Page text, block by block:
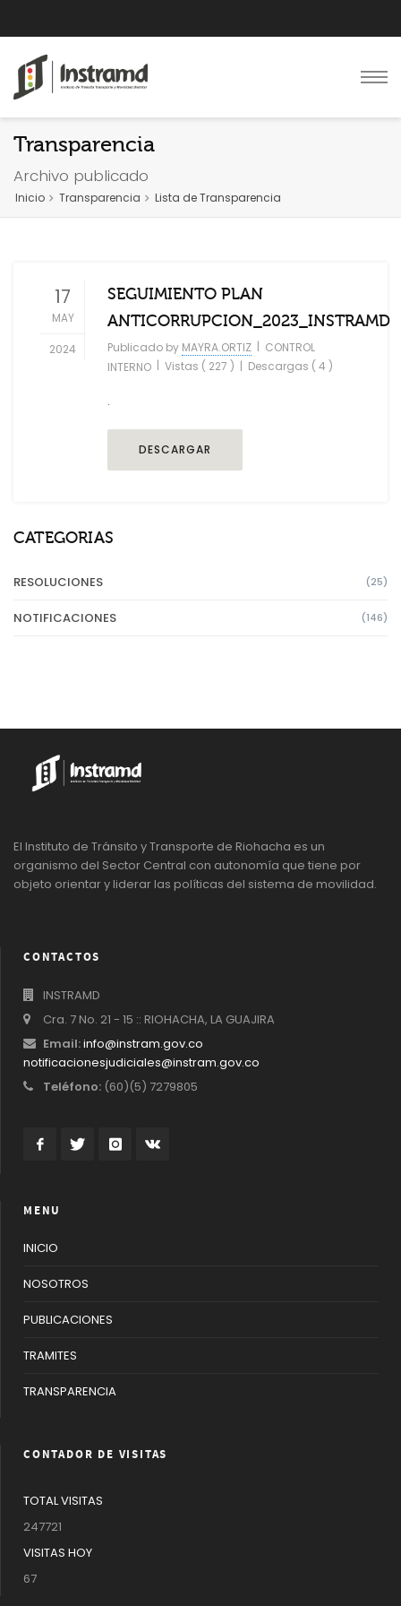
Transparencia
Archivo publicado
Inicio Transparencia Lista de Transparencia
17
MAY
2024
SEGUIMIENTO PLAN
ANTICORRUPCION_2023_INSTRAMD
Publicado by MAYRA.ORTIZ | CONTROL
INTERNO | Vistas ( 227 ) | Descargas ( 4 )
.
DESCARGAR
CATEGORIAS
(25)
RESOLUCIONES
(146)
NOTIFICACIONES
El Instituto de Tránsito y Transporte de Riohacha es un
organismo del Sector Central con autonomía que tiene por
objeto orientar y liderar las políticas del sistema de movilidad.
CONTACTOS
INSTRAMD
Cra. 7 No. 21 - 15 :: RIOHACHA, LA GUAJIRA
Email:info@instram.gov.co
notificacionesjudiciales@instram.gov.co
Teléfono: (60)(5) 7279805
MENU
INICIO
NOSOTROS
PUBLICACIONES
TRAMITES
TRANSPARENCIA
CONTADOR DE VISITAS
TOTAL VISITAS
247721
VISITAS HOY
67